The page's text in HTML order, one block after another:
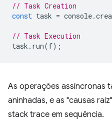
// Task Creation
const task = console.
// Task Execution
task . run(f);
As operações assíncronas
aninhadas, e as "causas
stack trace em sequência.